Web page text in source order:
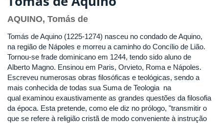
AQUINO, Tomás de
Tomás de Aquino (1225-1274) nasceu no condado de Aquino,
na região de Nápoles e morreu a caminho do Concílio de Lião.
Tornou-se frade dominicano em 1244, tendo sido aluno de
Alberto Magno. Ensinou em Paris, Orvieto, Roma e Nápoles.
Escreveu numerosas obras filosóficas e teológicas, sendo a
mais conhecida de todas sua Suma de Teologia na
qual examinou exaustivamente as grandes questões da filosofia
da época. Esta pretende, como ele diz no prólogo, "transmitir o
que se refere à religião cristã de modo conveniente à instrução